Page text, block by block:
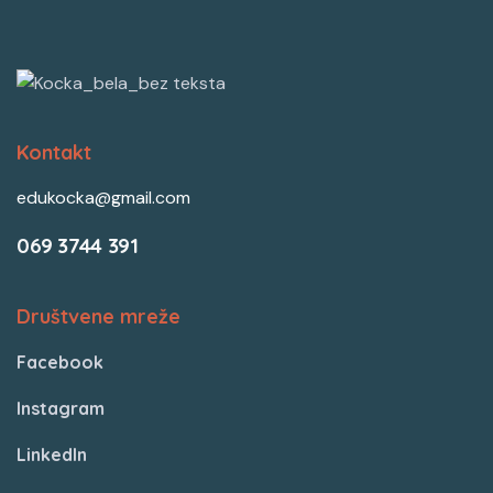
Kontakt
edukocka@gmail.com
069 3744 391
Društvene mreže
Facebook
Instagram
LinkedIn